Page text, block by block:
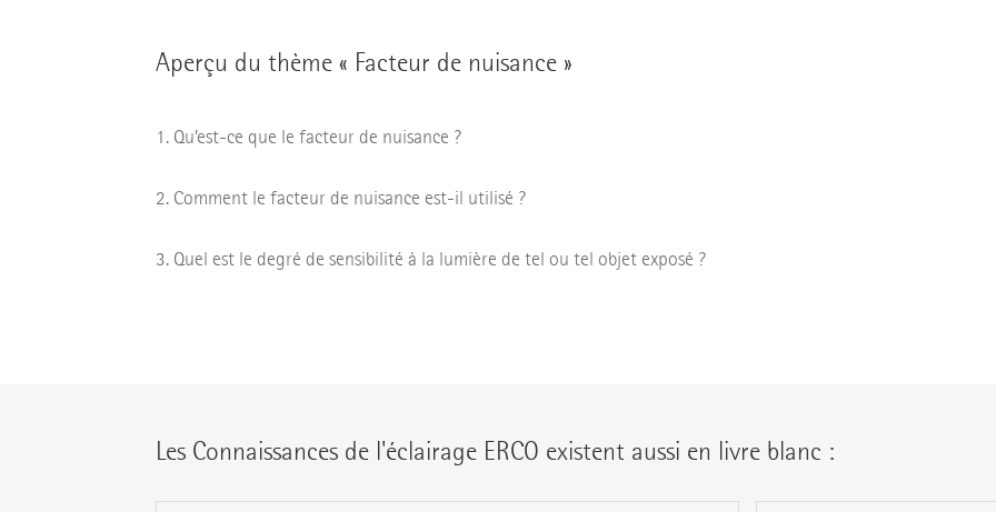
Aperçu du thème « Facteur de nuisance »
Qu’est-ce que le facteur de nuisance ?
Comment le facteur de nuisance est-il utilisé ?
Quel est le degré de sensibilité à la lumière de tel ou tel objet exposé ?
Les Connaissances de l'éclairage ERCO existent aussi en livre blanc :